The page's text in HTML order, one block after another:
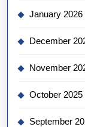
January 2026
December
November
October 2025
September